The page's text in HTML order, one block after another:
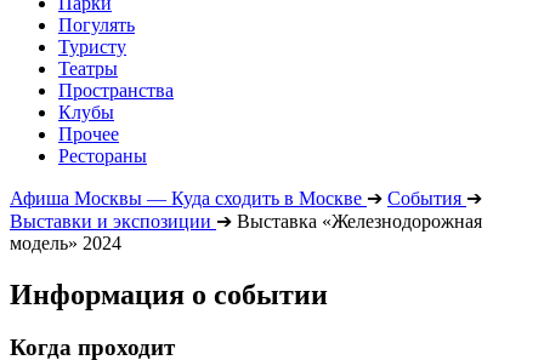
Погулять
Туристу
Театры
Пространства
Клубы
Прочее
Рестораны
Афиша Москвы — Куда сходить в Москве ➔ События ➔
Выставки и экспозиции ➔ Выставка «Железнодорожная
модель» 2024
Информация о событии
Когда проходит